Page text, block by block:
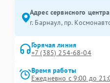
Адрес сервисного
г. Барнаул, ​пр.
Горячая линия
+7 (385) 254-68-04
Время работы
Ежедневно с 9:00 до